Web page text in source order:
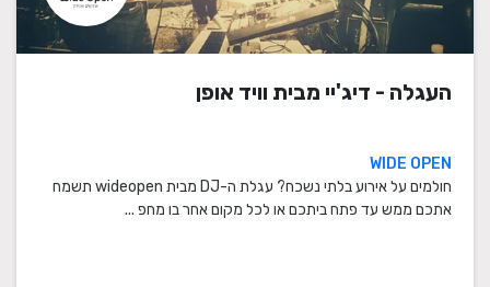
העגלה - דיג'יי מבית וויד אופן
WIDE OPEN
חולמים על אירוע בלתי נשכח? עגלת ה-DJ מבית wideopen תשמח
אתכם ממש עד פתח ביתכם או לכל מקום אחר בו מחפ ...